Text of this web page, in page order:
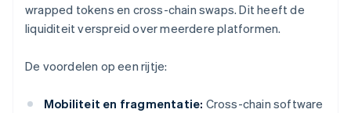
wrapped tokens en cross-chain swaps. Dit heeft de
liquiditeit verspreid over meerdere platformen.
De voordelen op een rijtje:
Mobiliteit en fragmentatie: Cross-chain software